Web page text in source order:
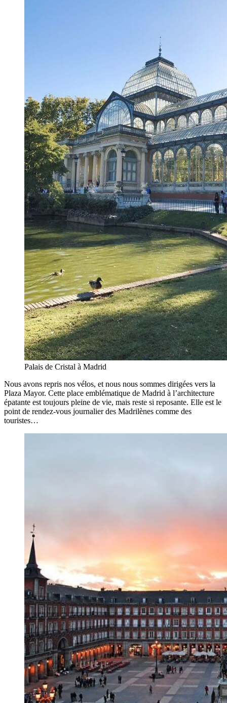
Palais de Cristal à Madrid
Nous avons repris nos vélos, et nous nous sommes dirigées vers la
Plaza Mayor. Cette place emblématique de Madrid à l’architecture
épatante est toujours pleine de vie, mais reste si reposante. Elle est le
point de rendez-vous journalier des Madrilènes comme des
touristes…